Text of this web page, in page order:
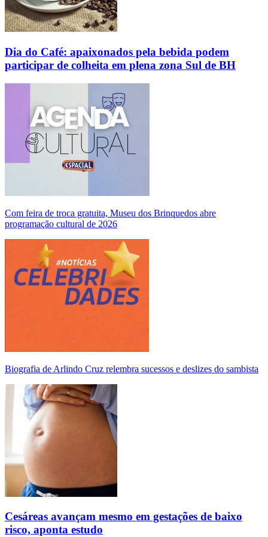
Dia do Café: apaixonados pela bebida podem
participar de colheita em plena zona Sul de BH
Com feira de troca gratuita, Museu dos Brinquedos abre
programação cultural de 2026
Biografia de Arlindo Cruz relembra sucessos e deslizes do sambista
Cesáreas avançam mesmo em gestações de baixo
risco, aponta estudo